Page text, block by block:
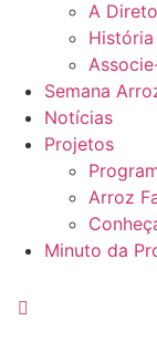
A
História
Semana
Notícias
Projetos
Arroz
Minuto da